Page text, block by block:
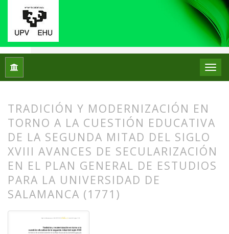
Inicio
TRADICIÓN Y MODERNIZACIÓN EN
TORNO A LA CUESTIÓN EDUCATIVA
DE LA SEGUNDA MITAD DEL SIGLO
XVIII AVANCES DE SECULARIZACIÓN
EN EL PLAN GENERAL DE ESTUDIOS
PARA LA UNIVERSIDAD DE
SALAMANCA (1771)